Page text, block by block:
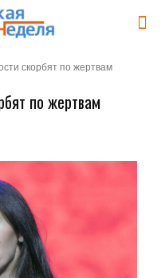
скорбят по жертвам
по жертвам